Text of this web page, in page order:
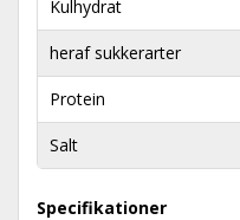
Kulhydrat
heraf sukkerarter
Protein
Salt
Specifikationer